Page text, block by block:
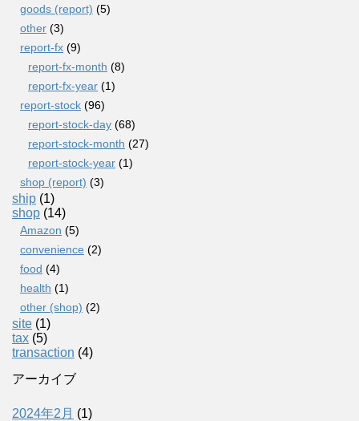
goods (report) (5)
other (3)
report-fx (9)
report-fx-month (8)
report-fx-year (1)
report-stock (96)
report-stock-day (68)
report-stock-month (27)
report-stock-year (1)
shop (report) (3)
ship (1)
shop (14)
Amazon (5)
convenience (2)
food (4)
health (1)
other (shop) (2)
site (1)
tax (5)
transaction (4)
アーカイブ
2024年2月 (1)